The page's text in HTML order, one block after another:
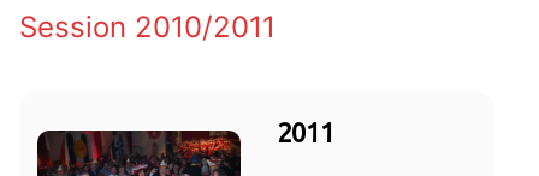
Session 2010/2011
2011